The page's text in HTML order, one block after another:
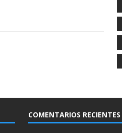
COMENTARIOS RECIENTES